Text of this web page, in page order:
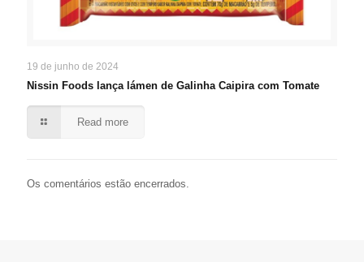
19 de junho de 2024
Nissin Foods lança lámen de Galinha Caipira com Tomate
Read more
Os comentários estão encerrados.